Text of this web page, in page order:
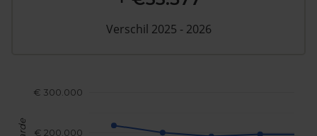
€ 200.000
€ 300.000
Verschil 2025 - 2026